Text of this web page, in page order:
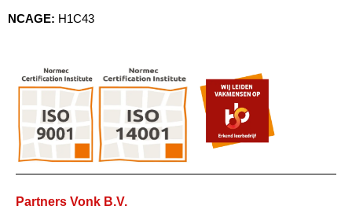
NCAGE: H1C43
Partners Vonk B.V.